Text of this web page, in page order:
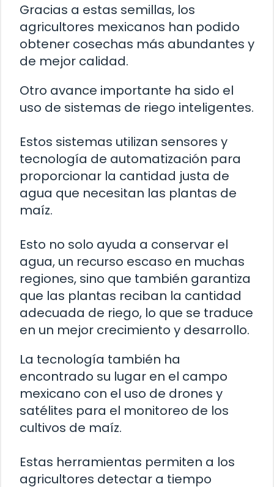
Gracias a estas semillas, los
agricultores mexicanos han podido
obtener cosechas más abundantes y
de mejor calidad.
Otro avance importante ha sido el
uso de sistemas de riego inteligentes.
Estos sistemas utilizan sensores y
tecnología de automatización para
proporcionar la cantidad justa de
agua que necesitan las plantas de
maíz.
Esto no solo ayuda a conservar el
agua, un recurso escaso en muchas
regiones, sino que también garantiza
que las plantas reciban la cantidad
adecuada de riego, lo que se traduce
en un mejor crecimiento y desarrollo.
La tecnología también ha
encontrado su lugar en el campo
mexicano con el uso de drones y
satélites para el monitoreo de los
cultivos de maíz.
Estas herramientas permiten a los
agricultores detectar a tiempo